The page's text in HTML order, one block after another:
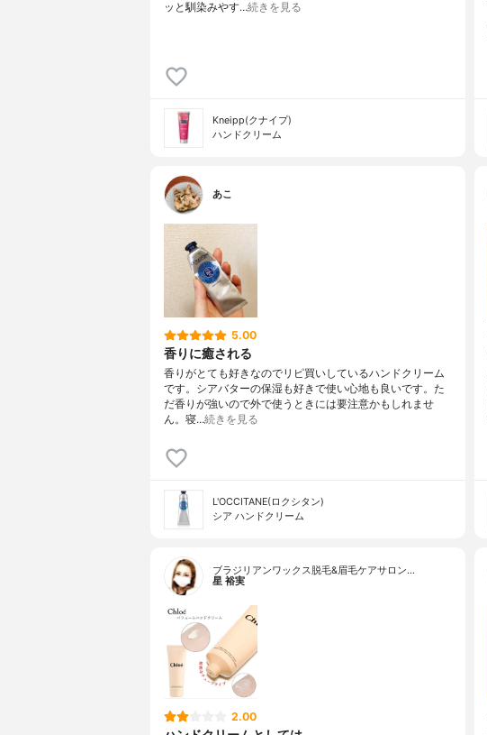
ッと馴染みやす…続きを見る
Kneipp(クナイプ)
ハンドクリーム
あこ
5.00
香りに癒される
香りがとても好きなのでリピ買いしているハンドクリーム
です。シアバターの保湿も好きで使い心地も良いです。た
だ香りが強いので外で使うときには要注意かもしれませ
ん。寝…続きを見る
L'OCCITANE(ロクシタン)
シア ハンドクリーム
ブラジリアンワックス脱毛&眉毛ケアサロン…
星 裕実
2.00